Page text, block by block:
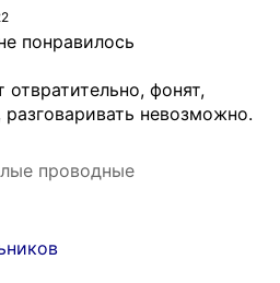
понравилось
отвратительно, фонят,
невозможно.
проводные